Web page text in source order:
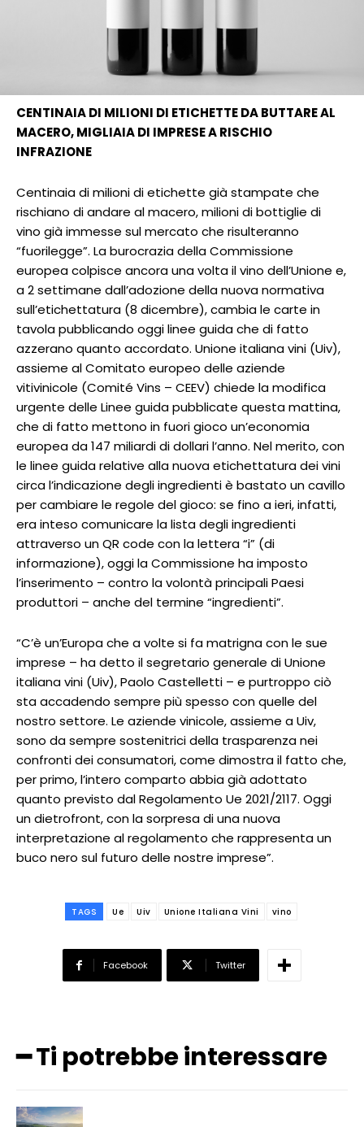
CENTINAIA DI MILIONI DI ETICHETTE DA BUTTARE AL
MACERO, MIGLIAIA DI IMPRESE A RISCHIO
INFRAZIONE
Centinaia di milioni di etichette già stampate che
rischiano di andare al macero, milioni di bottiglie di
vino già immesse sul mercato che risulteranno
“fuorilegge”. La burocrazia della Commissione
europea colpisce ancora una volta il vino dell’Unione e,
a 2 settimane dall’adozione della nuova normativa
sull’etichettatura (8 dicembre), cambia le carte in
tavola pubblicando oggi linee guida che di fatto
azzerano quanto accordato. Unione italiana vini (Uiv),
assieme al Comitato europeo delle aziende
vitivinicole (Comité Vins – CEEV) chiede la modifica
urgente delle Linee guida pubblicate questa mattina,
che di fatto mettono in fuori gioco un’economia
europea da 147 miliardi di dollari l’anno. Nel merito, con
le linee guida relative alla nuova etichettatura dei vini
circa l’indicazione degli ingredienti è bastato un cavillo
per cambiare le regole del gioco: se fino a ieri, infatti,
era inteso comunicare la lista degli ingredienti
attraverso un QR code con la lettera “i” (di
informazione), oggi la Commissione ha imposto
l’inserimento – contro la volontà principali Paesi
produttori – anche del termine “ingredienti”.
“C’è un’Europa che a volte si fa matrigna con le sue
imprese – ha detto il segretario generale di Unione
italiana vini (Uiv), Paolo Castelletti – e purtroppo ciò
sta accadendo sempre più spesso con quelle del
nostro settore. Le aziende vinicole, assieme a Uiv,
sono da sempre sostenitrici della trasparenza nei
confronti dei consumatori, come dimostra il fatto che,
per primo, l’intero comparto abbia già adottato
quanto previsto dal Regolamento Ue 2021/2117. Oggi
un dietrofront, con la sorpresa di una nuova
interpretazione al regolamento che rappresenta un
buco nero sul futuro delle nostre imprese”.
TAGS Ue Uiv Unione Italiana Vini vino
Facebook Twitter
━ Ti potrebbe interessare